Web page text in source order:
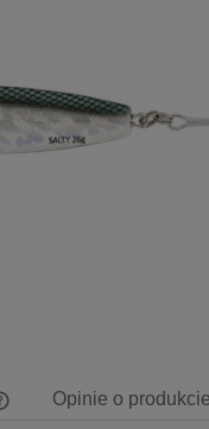
Opinie o